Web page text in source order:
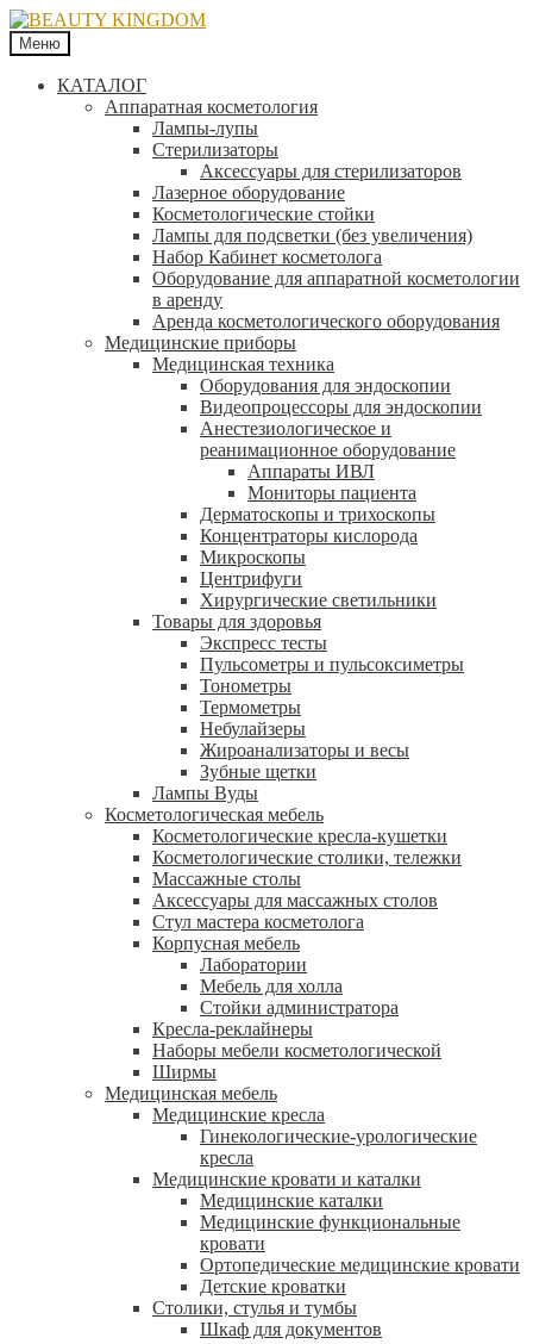
Меню
КАТАЛОГ
Аппаратная косметология
Лампы-лупы
Стерилизаторы
Аксессуары для стерилизаторов
Лазерное оборудование
Косметологические стойки
Лампы для подсветки (без увеличения)
Набор Кабинет косметолога
Оборудование для аппаратной косметологии
в аренду
Аренда косметологического оборудования
Медицинские приборы
Медицинская техника
Оборудования для эндоскопии
Видеопроцессоры для эндоскопии
Анестезиологическое и
реанимационное оборудование
Аппараты ИВЛ
Мониторы пациента
Дерматоскопы и трихоскопы
Концентраторы кислорода
Микроскопы
Центрифуги
Xирургические светильники
Товары для здоровья
Экспресс тесты
Пульсометры и пульсоксиметры
Тонометры
Термометры
Небулайзеры
Жироанализаторы и весы
Зубные щетки
Лампы Вуды
Косметологическая мебель
Косметологические кресла-кушетки
Косметологические столики, тележки
Массажные столы
Аксессуары для массажных столов
Стул мастера косметолога
Корпусная мебель
Лаборатории
Мебель для холла
Стойки администратора
Кресла-реклайнеры
Наборы мебели косметологической
Ширмы
Медицинская мебель
Медицинские кресла
Гинекологические-урологические
кресла
Медицинские кровати и каталки
Медицинские каталки
Медицинские функциональные
кровати
Ортопедические медицинские кровати
Детские кроватки
Столики, стулья и тумбы
Шкаф для документов